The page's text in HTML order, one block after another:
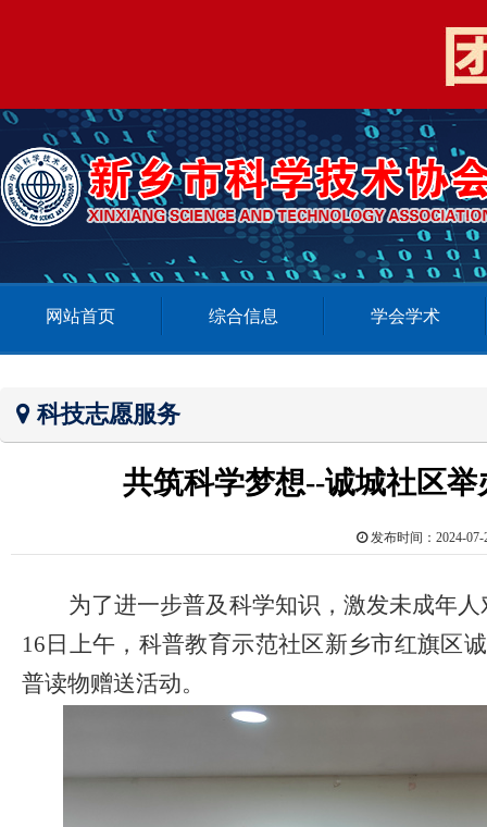
网站首页 综合信息 学会学术
科技志愿服务
共筑科学梦想--诚城社区
发布时间：2024-
为了进一步普及科学知识，激发未成年
16日上午，科普教育示范社区新乡市红旗区
普读物赠送活动。